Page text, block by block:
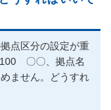
点区分の設定が重
〇〇、拠点名
ません。どうすれ